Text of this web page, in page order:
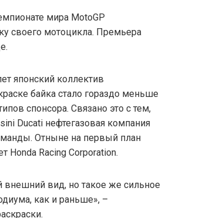
мира MotoGP
своего мотоцикла. Премьера
японский коллектив
байка стало гораздо меньше
спонсора. Связано это с тем,
Ducati нефтегазовая компания
Отныне на первый план
Racing Corporation.
вид, но такое же сильное
как и раньше», –